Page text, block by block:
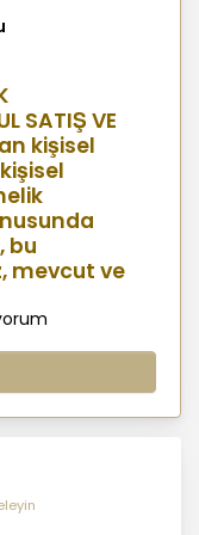
Paths
Mall
Coastal Road
International
and
SATIŞ VE
kişisel
bu
mevcut ve
ve
üzer kişisel
işlenen